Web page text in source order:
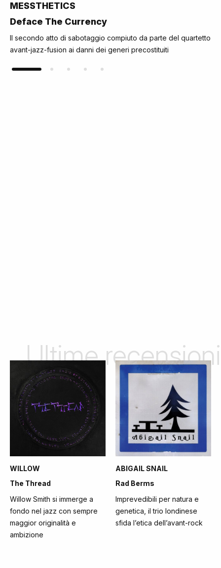
MESSTHETICS
Deface The Currency
Il secondo atto di sabotaggio compiuto da parte del quartetto
avant-jazz-fusion ai danni dei generi precostituiti
Ultime recensioni
WILLOW
The Thread
Willow Smith si immerge a
fondo nel jazz con sempre
maggior originalità e
ambizione
ABIGAIL SNAIL
Rad Berms
Imprevedibili per natura e
genetica, il trio londinese
sfida l’etica dell’avant-rock